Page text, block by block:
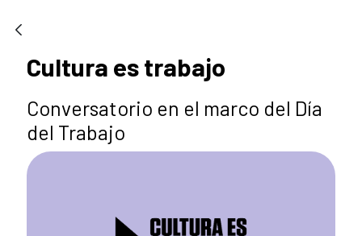
Cultura es trabajo
Conversatorio en el marco del Día
del Trabajo